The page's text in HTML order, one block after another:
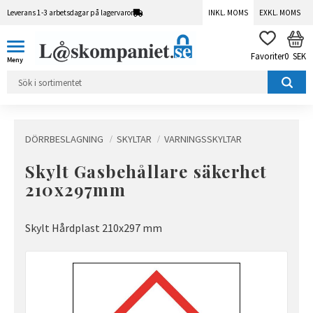
Leverans 1-3 arbetsdagar på lagervaror INKL. MOMS EXKL. MOMS
FAVORITER
0 SEK
DÖRRBESLAGNING SKYLTAR VARNINGSSKYLTAR
Skylt Gasbehållare säkerhet
210x297mm
Skylt Hårdplast 210x297 mm